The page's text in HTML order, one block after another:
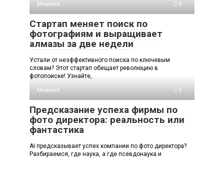
Мнения
0
Стартап меняет поиск по
фотографиям и выращивает
алмазы за две недели
Устали от неэффективного поиска по ключевым
словам? Этот стартап обещает революцию в
фотопоиске! Узнайте,
Мнения
0
Предсказание успеха фирмы по
фото директора: реальность или
фантастика
AI предсказывает успех компании по фото директора?
Разбираемся, где наука, а где псевдонаука и